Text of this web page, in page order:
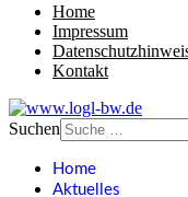
Home
Impressum
Kontakt
Suchen
Home
Aktuelles